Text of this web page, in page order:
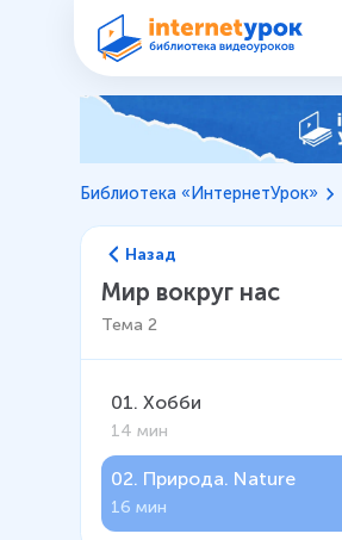
Библиотека «ИнтернетУрок»
Назад
Мир вокруг нас
Тема 2
01. Хобби
14 мин
02. Природа. Nature
16 мин